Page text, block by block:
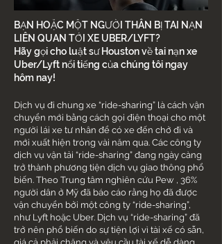
Dịch vụ đi chung xe “ride-sharing” là cách vận
chuyển mới bằng cách gọi điện thoại cho một
người lái xe tư nhân để có xe đến chở đi và
mới xuất hiện trong vài năm qua. Các công ty
dịch vụ vận tải “ride-sharing” đang ngày càng
trở thành phương tiện dịch vụ giao thông phổ
biến. Theo Trung tâm nghiên cứu Pew , 36%
người dân ở Mỹ đã báo cáo rằng họ đã được
vận chuyển bởi một công ty “ride-sharing”,
như Lyft hoặc Uber. Dịch vụ “ride-sharing” đã
trở nên phổ biến do sự tiện lợi vì tài xế có sẵn,
BẠN HOẶC MỘT NGƯỜI THÂN BỊ TAI NẠN
LIÊN QUAN TỚI XE UBER/LYFT?
Hãy gọi cho luật sư Houston về tai nạn xe
Uber/Lyft nổi tiếng của chúng tôi ngay
hôm nay!